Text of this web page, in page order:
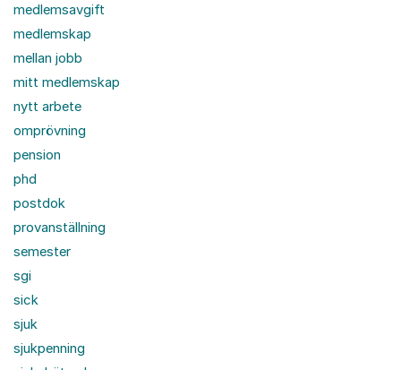
medlemsavgift
medlemskap
mellan jobb
mitt medlemskap
nytt arbete
omprövning
pension
phd
postdok
provanställning
semester
sgi
sick
sjuk
sjukpenning